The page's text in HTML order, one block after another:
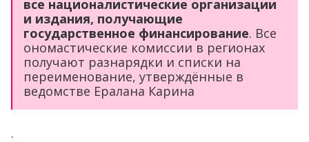
все националистические организации
и издания, получающие
государственное финансирование. Все
ономастические комиссии в регионах
получают разнарядки и списки на
переименование, утверждённые в
ведомстве Ералана Карина
.